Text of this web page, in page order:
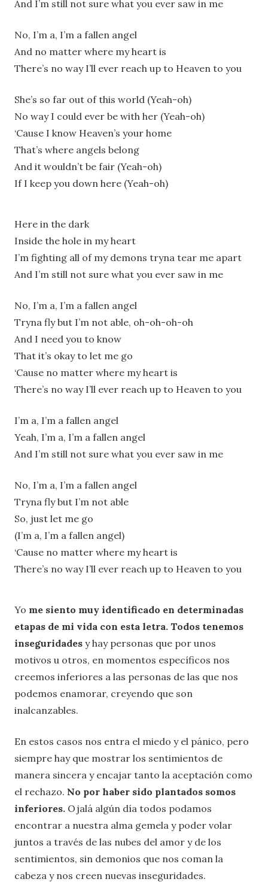
And I’m still not sure what you ever saw in me
No, I’m a, I’m a fallen angel
And no matter where my heart is
There’s no way I’ll ever reach up to Heaven to you
Shе’s so far out of this world (Yeah-oh)
No way I could ever bе with her (Yeah-oh)
‘Cause I know Heaven’s your home
That’s where angels belong
And it wouldn’t be fair (Yeah-oh)
If I keep you down here (Yeah-oh)
Here in the dark
Inside the hole in my heart
I’m fighting all of my demons tryna tear me apart
And I’m still not sure what you ever saw in me
No, I’m a, I’m a fallen angel
Tryna fly but I’m not able, oh-oh-oh-oh
And I need you to know
That it’s okay to let me go
‘Cause no matter where my heart is
There’s no way I’ll ever reach up to Heaven to you
I’m a, I’m a fallen angel
Yeah, I’m a, I’m a fallen angel
And I’m still not sure what you ever saw in me
No, I’m a, I’m a fallen angel
Tryna fly but I’m not able
So, just let me go
(I’m a, I’m a fallen angel)
‘Cause no matter where my heart is
There’s no way I’ll ever reach up to Heaven to you
Yo me siento muy identificado en determinadas
etapas de mi vida con esta letra. Todos tenemos
inseguridades y hay personas que por unos
motivos u otros, en momentos específicos nos
creemos inferiores a las personas de las que nos
podemos enamorar, creyendo que son
inalcanzables.
En estos casos nos entra el miedo y el pánico, pero
siempre hay que mostrar los sentimientos de
manera sincera y encajar tanto la aceptación como
el rechazo. No por haber sido plantados somos
inferiores. Ojalá algún día todos podamos
encontrar a nuestra alma gemela y poder volar
juntos a través de las nubes del amor y de los
sentimientos, sin demonios que nos coman la
cabeza y nos creen nuevas inseguridades.